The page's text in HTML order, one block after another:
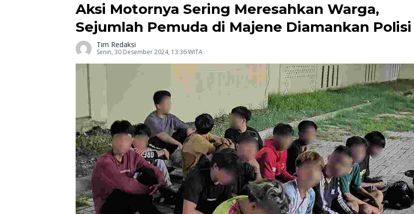
Aksi Motornya Sering Meresahkan Warga,
Sejumlah Pemuda di Majene Diamankan Polisi
Tim Redaksi
Senin, 30 Desember 2024, 13:36 WITA